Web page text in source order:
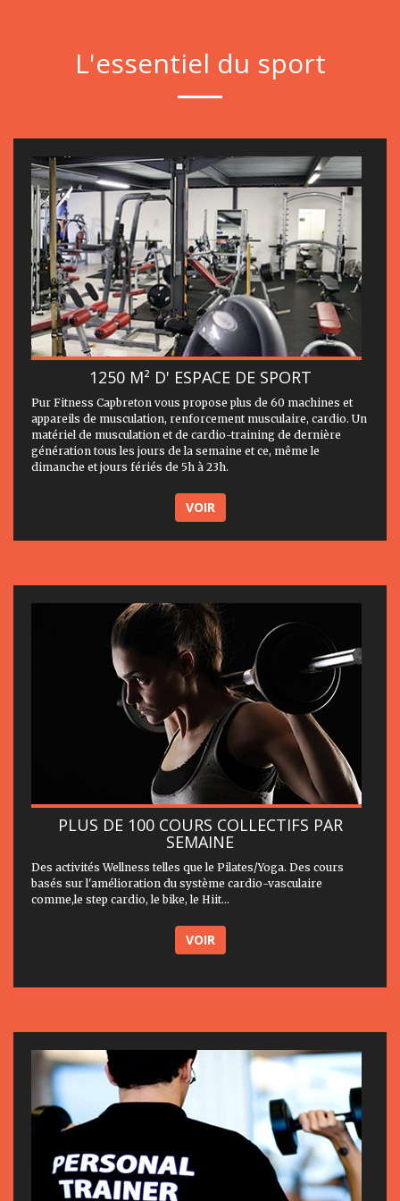
L'essentiel du sport
1250 M² D' ESPACE DE SPORT
Pur Fitness Capbreton vous propose plus de 60 machines et
appareils de musculation, renforcement musculaire, cardio. Un
matériel de musculation et de cardio-training de dernière
génération tous les jours de la semaine et ce, même le
dimanche et jours fériés de 5h à 23h.
VOIR
PLUS DE 100 COURS COLLECTIFS PAR
SEMAINE
Des activités Wellness telles que le Pilates/Yoga. Des cours
basés sur l'amélioration du système cardio-vasculaire
comme,le step cardio, le bike, le Hiit...
VOIR